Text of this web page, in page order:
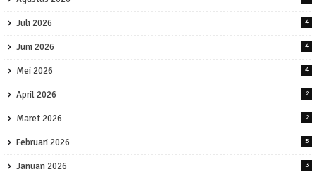
Juli 2026 4
Juni 2026 4
Mei 2026 4
April 2026 2
Maret 2026 2
Februari 2026 5
Januari 2026 3